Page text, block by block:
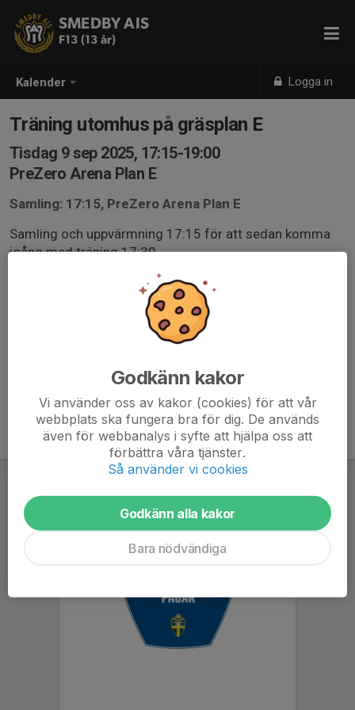
Kalender Logga in
SMEDBY AIS
F13 (13 år)
Träning utomhus på gräsplan E
Tisdag 9 sep 2025, 17:15-19:00
PreZero Arena Plan E
Samling: 17:15, PreZero Arena Plan E
Samling och uppvärmning 17:15 för att sedan komma
igång med träning 17:30
Toabesök avklarade innan samt fylld vattenflaska
Godkänn kakor
Vi använder oss av kakor (cookies) för att vår
webbplats ska fungera bra för dig. De används
även för webbanalys i syfte att hjälpa oss att
förbättra våra tjänster.
Så använder vi cookies
Godkänn alla kakor
Bara nödvändiga